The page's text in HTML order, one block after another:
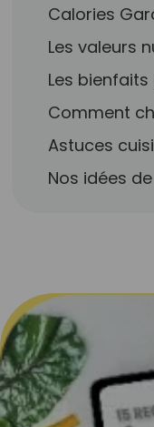
Calories
Les valeurs
Les
Comment
Astuces
Nos idées